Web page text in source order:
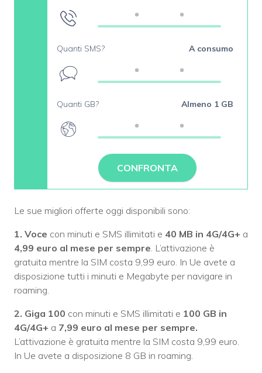
Quanti SMS? A consumo
Quanti GB? Almeno 1 GB
CONFRONTA
Le sue migliori offerte oggi disponibili sono:
1. Voce con minuti e SMS illimitati e 40 MB in 4G/4G+ a
4,99 euro al mese per sempre . L’attivazione è
gratuita mentre la SIM costa 9,99 euro. In Ue avete a
disposizione tutti i minuti e Megabyte per navigare in
roaming.
2. Giga 100 con minuti e SMS illimitati e 100 GB in
4G/4G+ a 7,99 euro al mese per sempre.
L’attivazione è gratuita mentre la SIM costa 9,99 euro.
In Ue avete a disposizione 8 GB in roaming.